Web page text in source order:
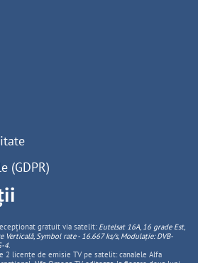
(GDPR)
gratuit via satelit: Eutelsat 16A, 16 grade Est,
Verticală, Symbol rate - 16.667 ks/s, Modulație: DVB-
4.
2 licențe de emisie TV pe satelit: canalele Alfa